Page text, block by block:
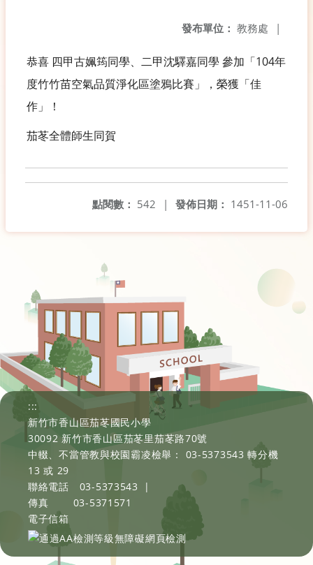
發布單位： 教務處 |
恭喜 四甲古姵筠同學、二甲沈驛嘉同學 參加「104年
度竹竹苗空氣品質淨化區塗鴉比賽」，榮獲「佳
作」！
茄苳全體師生同賀
發佈日期： 1451-11-06
點閱數： 542 |
:::
新竹市香山區茄苳國民小學
30092 新竹市香山區茄苳里茄苳路70號
中輟、不當管教與校園霸凌檢舉： 03-5373543 轉分機
13 或 29
聯絡電話
03-5373543
|
傳真
03-5371571
電子信箱